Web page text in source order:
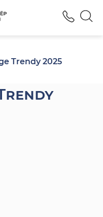
Trendy 2025